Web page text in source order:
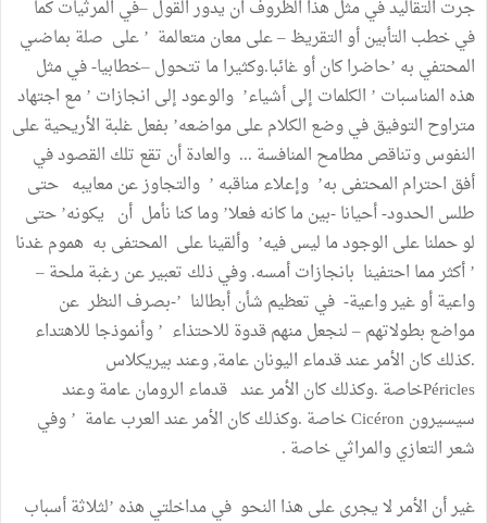
جرت التقاليد في مثل هذا الظروف ان يدور القول –في المرثيات كما
في خطب التأبين أو التقريظ – على معان متعالمة ’ على صلة بماضىي
المحتفي به ’حاضرا كان أو غائبا.وكثيرا ما تتحول –خطابيا- في مثل
هذه المناسبات ’ الكلمات إلى أشياء’ والوعود إلى انجازات ’ مع اجتهاد
متراوح التوفيق في وضع الكلام على مواضعه’ بفعل غلبة الأريحية على
النفوس وتناقص مطامح المنافسة ... والعادة أن تقع تلك القصود في
أفق احترام المحتفى به’ وإعلاء مناقبه ’ والتجاوز عن معايبه حتى
طلس الحدود- أحيانا -بين ما كانه فعلا’ وما كنا نأمل أن يكونه’ حتى
لو حملنا على الوجود ما ليس فيه’ وألقينا على المحتفى به هموم غدنا
’ أكثر مما احتفينا بانجازات أمسه. وفي ذلك تعبير عن رغبة ملحة –
واعية أو غير واعية- في تعظيم شأن أبطالنا ’-بصرف النظر عن
مواضع بطولاتهم – لنجعل منهم قدوة للاحتذاء ’ وأنموذجا للاهتداء
.كذلك كان الأمر عند قدماء اليونان عامة, وعند بيريكلاس
Périclesخاصة .وكذلك كان الأمر عند قدماء الرومان عامة وعند
سيسيرون Cicéron خاصة .وكذلك كان الأمر عند العرب عامة ’ وفي
شعر التعازي والمراثي خاصة .
غير أن الأمر لا يجرى على هذا النحو في مداخلتي هذه ’لثلاثة أسباب